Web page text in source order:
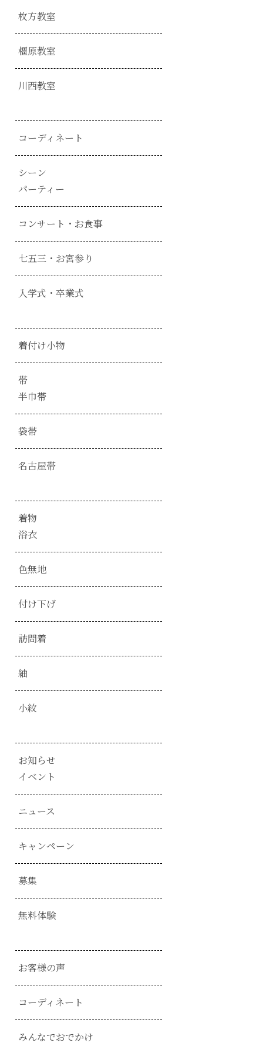
枚方教室
橿原教室
川西教室
コーディネート
シーン
パーティー
コンサート・お食事
七五三・お宮参り
入学式・卒業式
着付け小物
帯
半巾帯
袋帯
名古屋帯
着物
浴衣
色無地
付け下げ
訪問着
紬
小紋
お知らせ
イベント
ニュース
キャンペーン
募集
無料体験
お客様の声
コーディネート
みんなでおでかけ